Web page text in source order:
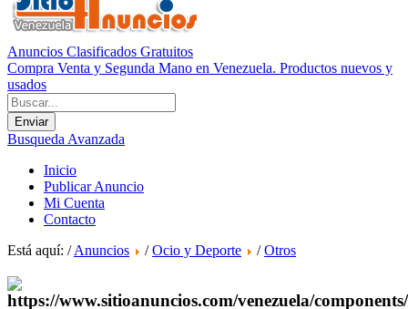
Anuncios Clasificados Gratuitos
Compra Venta y Segunda Mano en Venezuela. Productos nuevos y
usados
Busqueda Avanzada
Inicio
Publicar Anuncio
Mi Cuenta
Contacto
Está aquí: /Anuncios /Ocio y Deporte /Otros